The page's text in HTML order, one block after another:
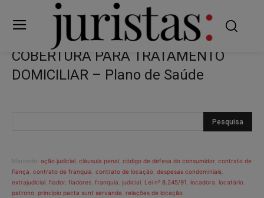
COBERTURA PARA TRATAMENTO
DOMICILIAR – Plano de Saúde
Marcado: ação judicial cláusula penal código de defesa do consumidor, contrato de
fiança contrato de franquia contrato de locação despesas condominiais
extrajudicial fiador, fiadores franquia judicial Lei nº 8.245/91 locadora locatário
patrono princípio pacta sunt servanda relações de locação